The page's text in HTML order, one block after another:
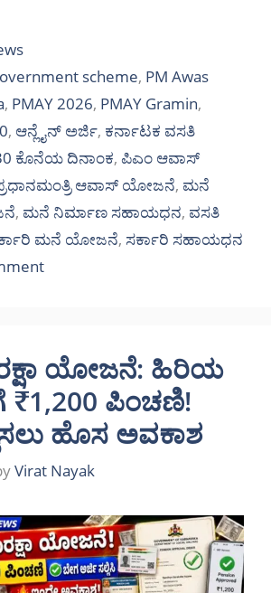
scheme, PM Awas
, PMAY 2026, PMAY Gramin,
, ಆನ್ಲೈನ್ ಅರ್ಜಿ, ಕರ್ನಾಟಕ ವಸತಿ
ಕೊನೆಯ ದಿನಾಂಕ, ಪಿಎಂ ಆವಾಸ್
ಆವಾಸ್ ಯೋಜನೆ, ಮನೆ
, ಮನೆ ನಿರ್ಮಾಣ ಸಹಾಯಧನ, ವಸತಿ
ಮನೆ ಯೋಜನೆ, ಸರ್ಕಾರಿ ಸಹಾಯಧನ
ಯೋಜನೆ: ಹಿರಿಯ
₹1,200 ಪಿಂಚಣಿ!
ಹೊಸ ಅವಕಾಶ
Virat Nayak